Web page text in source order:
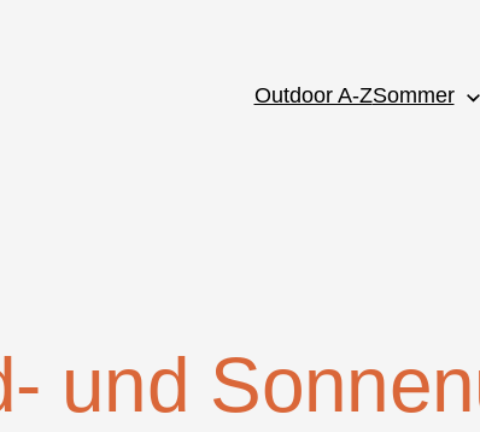
Outdoor A-ZSommer
und